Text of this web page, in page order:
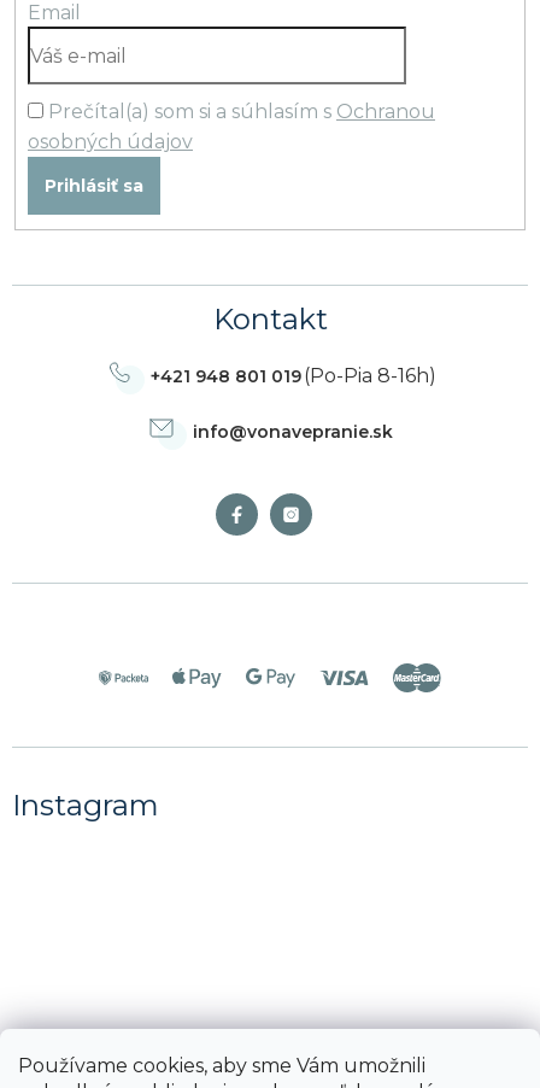
Používame cookies, aby sme Vám umožnili
Email
Prečítal(a) som si a súhlasím s Ochranou
osobných údajov
Prihlásiť sa
Kontakt
info@vonavepranie.sk
+421 948 801 019(Po-Pia 8-16h)
Instagram